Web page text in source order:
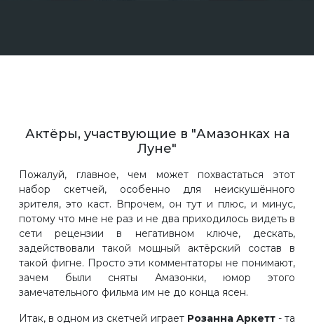
Актёры, участвующие в "Амазонках на
Луне"
Пожалуй, главное, чем может похвастаться этот
набор скетчей, особенно для неискушённого
зрителя, это каст. Впрочем, он тут и плюс, и минус,
потому что мне не раз и не два приходилось видеть в
сети рецензии в негативном ключе, дескать,
задействовали такой мощный актёрский состав в
такой фигне. Просто эти комментаторы не понимают,
зачем были сняты Амазонки, юмор этого
замечательного фильма им не до конца ясен.
Итак, в одном из скетчей играет Розанна Аркетт- та